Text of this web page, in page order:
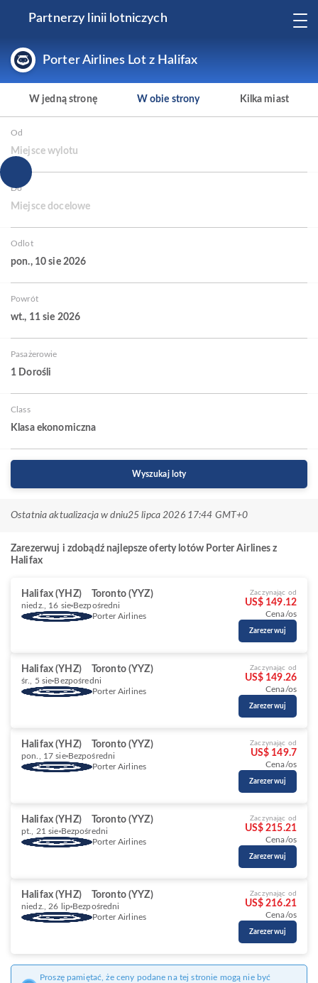
Partnerzy linii lotniczych
Porter Airlines Lot z Halifax
W jedną stronę W obie strony Kilka miast
Od
Miejsce wylotu
Do
Miejsce docelowe
Odlot
pon., 10 sie 2026
Powrót
wt., 11 sie 2026
Pasażerowie
1 Dorośli
Class
Klasa ekonomiczna
Wyszukaj loty
Ostatnia aktualizacja w dniu25 lipca 2026 17:44 GMT+0
Zarezerwuj i zdobądź najlepsze oferty lotów Porter Airlines z
Halifax
Halifax (YHZ) Toronto (YYZ)
niedz., 16 sie Bezpośredni
Porter Airlines
Zaczynając od
US$ 149.12
Cena/os
Zarezerwuj
Halifax (YHZ) Toronto (YYZ)
śr., 5 sie Bezpośredni
Porter Airlines
Zaczynając od
US$ 149.26
Cena/os
Zarezerwuj
Halifax (YHZ) Toronto (YYZ)
pon., 17 sie Bezpośredni
Porter Airlines
Zaczynając od
US$ 149.7
Cena/os
Zarezerwuj
Halifax (YHZ) Toronto (YYZ)
pt., 21 sie Bezpośredni
Porter Airlines
Zaczynając od
US$ 215.21
Cena/os
Zarezerwuj
Halifax (YHZ) Toronto (YYZ)
niedz., 26 lip Bezpośredni
Porter Airlines
Zaczynając od
US$ 216.21
Cena/os
Zarezerwuj
Proszę pamiętać, że ceny podane na tej stronie mogą nie być